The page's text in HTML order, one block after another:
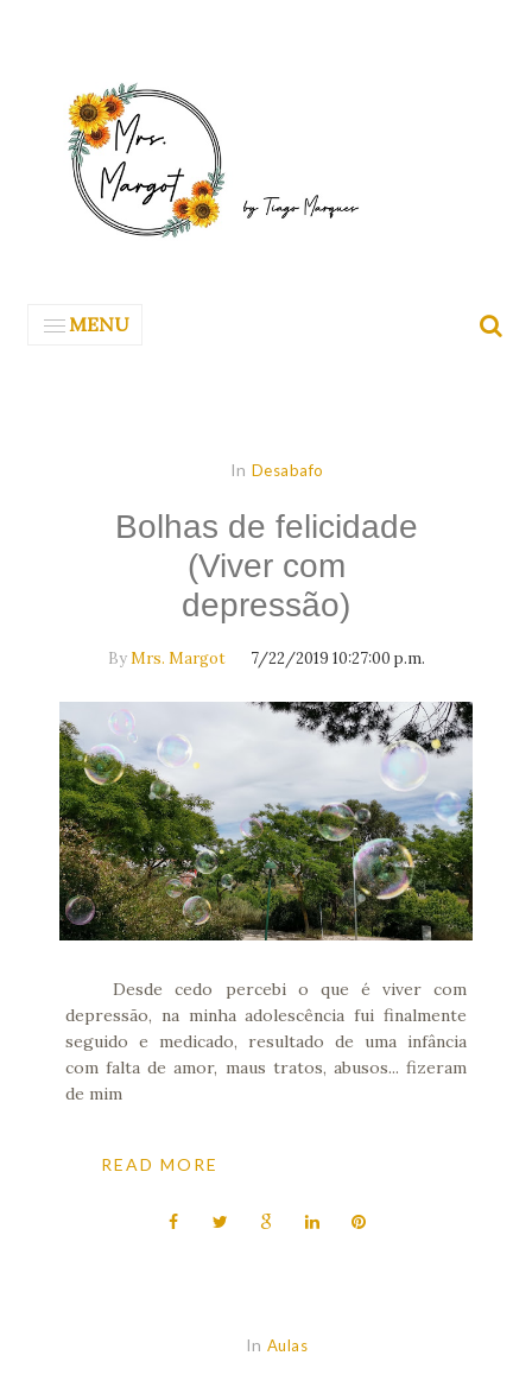
MENU
In Desabafo
Bolhas de felicidade
(Viver com
depressão)
ByMrs. Margot 7/22/2019 10:27:00 p.m.
Desde cedo percebi o que é viver com
depressão, na minha adolescência fui finalmente
seguido e medicado, resultado de uma infância
com falta de amor, maus tratos, abusos... fizeram
de mim
READ MORE
In Aulas